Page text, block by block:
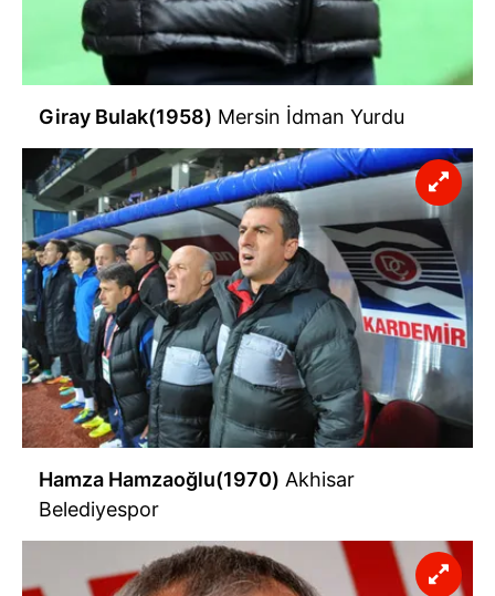
Giray Bulak(1958) Mersin İdman Yurdu
Hamza Hamzaoğlu(1970) Akhisar
Belediyespor